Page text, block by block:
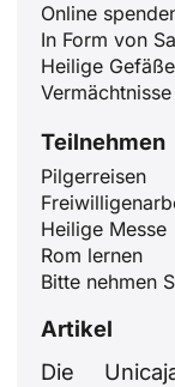
Online
In Form von
Heilige
Teilnehmen
Pilgerreisen
Heilige Messe
Rom lernen
Bitte nehmen
Artikel
Die